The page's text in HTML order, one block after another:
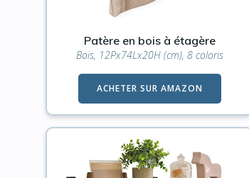
Patère en bois à étagère
Bois, 12Px74Lx20H (cm), 8 coloris
ACHETER SUR AMAZON